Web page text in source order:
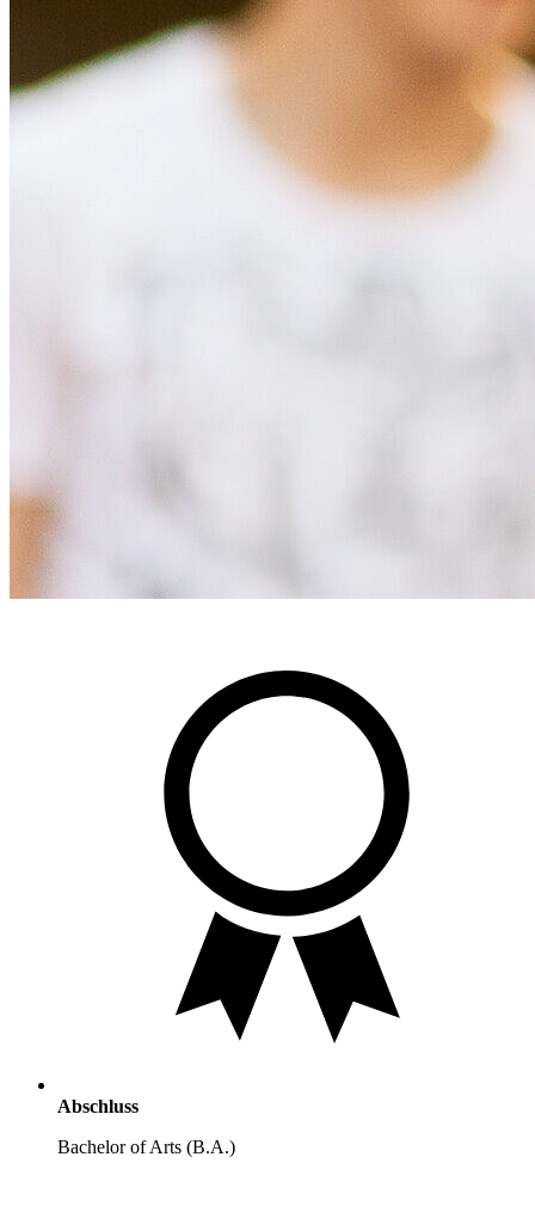
Abschluss
Bachelor of Arts (B.A.)